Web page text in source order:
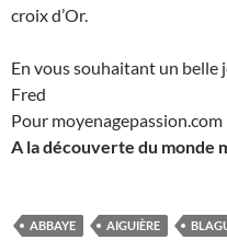
croix d’Or.
En vous souhaitant un belle
Fred
Pour moyenagepassion.com
A la découverte du monde
ABBAYE AIGUIÈRE